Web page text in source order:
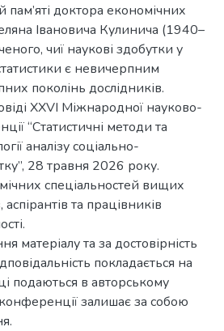
пам’яті доктора економічних
Івановича Кулинича (1940–
чиї наукові здобутки у
є невичерпним
поколінь дослідників.
XXVI Міжнародної науково-
“Статистичні методи та
аналізу соціально-
28 травня 2026 року.
спеціальностей вищих
та працівників
матеріалу та за достовірність
покладається на
подаються в авторському
залишає за собою